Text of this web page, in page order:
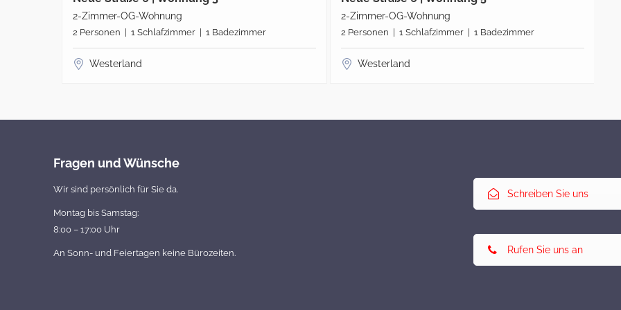
2-Zimmer-OG-Wohnung
2 Personen | 1 Schlafzimmer | 1 Badezimmer
Westerland
2-Zimmer-OG-Wohnung
2 Personen | 1 Schlafzimmer | 1 Badezimmer
Westerland
Fragen und Wünsche
Wir sind persönlich für Sie da.
Montag bis Samstag:
8:00 – 17:00 Uhr
An Sonn- und Feiertagen keine Bürozeiten.
Schreiben Sie uns
Rufen Sie uns an